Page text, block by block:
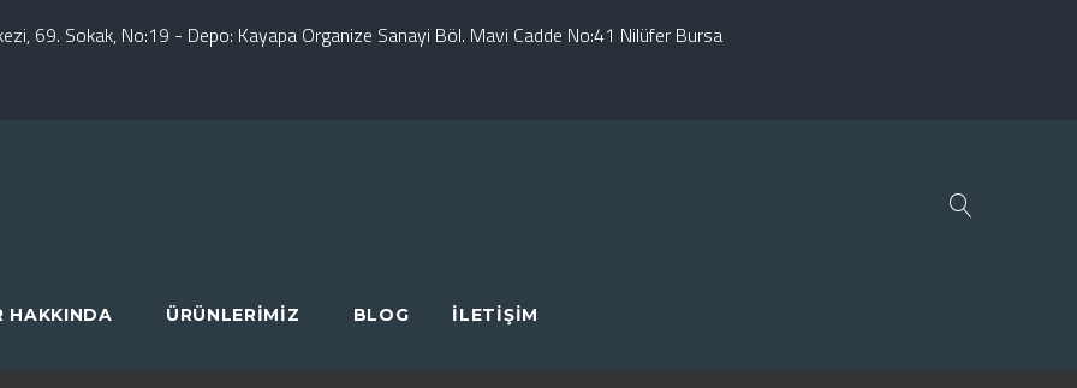
69. Sokak, No:19 - Depo: Kayapa Organize Sanayi Böl. Mavi Cadde No:41 Nilüfer Bursa
HAKKINDA ÜRÜNLERIMIZ BLOG İLETIŞIM